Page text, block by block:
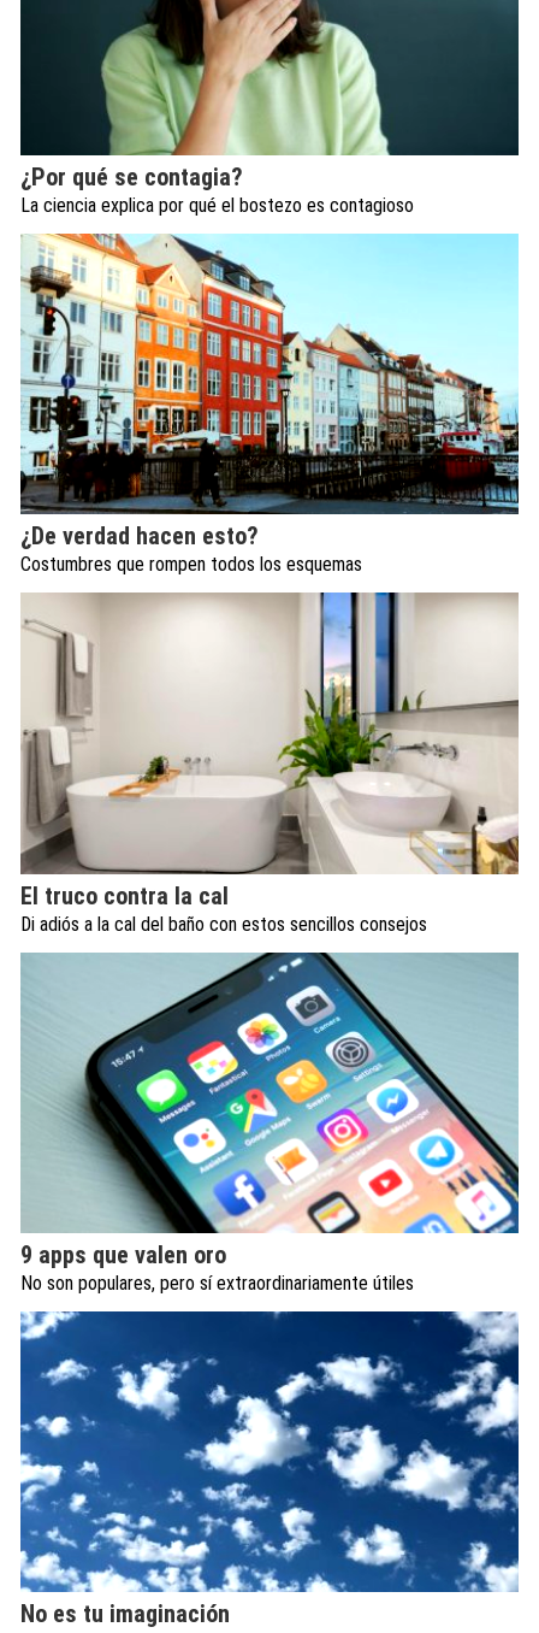
¿Por qué se contagia?
La ciencia explica por qué el bostezo es contagioso
¿De verdad hacen esto?
Costumbres que rompen todos los esquemas
El truco contra la cal
Di adiós a la cal del baño con estos sencillos consejos
9 apps que valen oro
No son populares, pero sí extraordinariamente útiles
No es tu imaginación